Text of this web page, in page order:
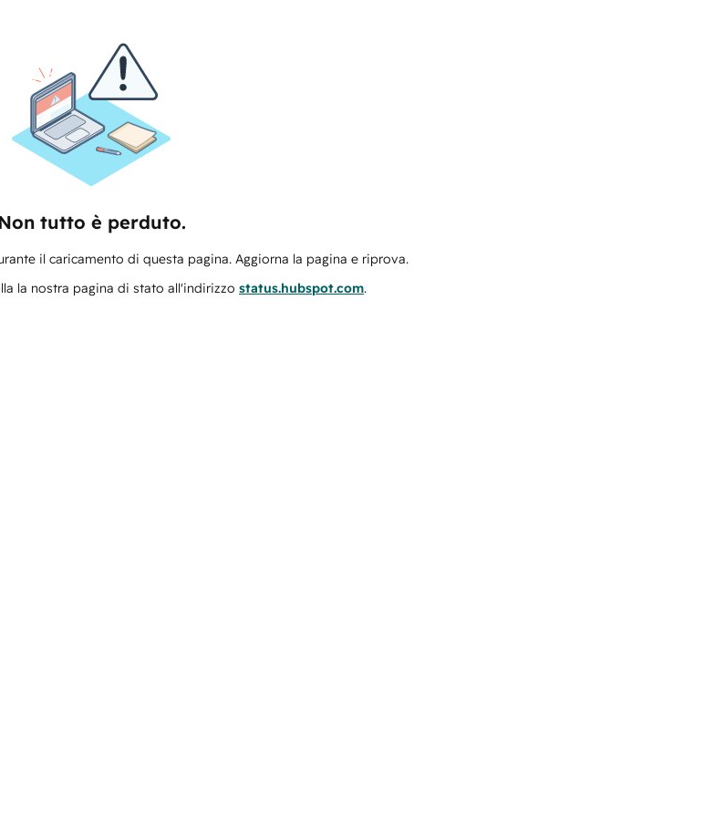
tutto è perduto.
il caricamento di questa pagina. Aggiorna la pagina e riprova.
la nostra pagina di stato all'indirizzo status.hubspot.com.